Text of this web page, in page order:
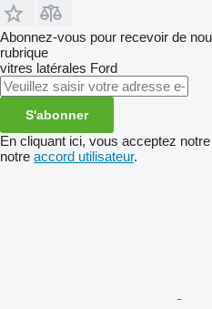
Abonnez-vous pour recevoir de
rubrique
vitres latérales Ford
S'abonner
En cliquant ici, vous acceptez notre
notre accord utilisateur.